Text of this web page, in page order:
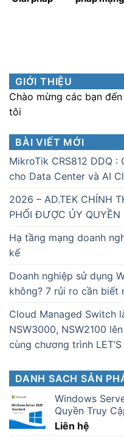
GIỚI THIỆU
Chào mừng các bạn
tôi
BÀI VIẾT MỚI
MikroTik CRS812 DDQ
cho Data Center và AI
2026 – AD.TEK CHÍNH
PHỐI ĐƯỢC ỦY
Hạ tầng mạng doanh
kế
Doanh nghiệp sử dụng
không? 7 rủi ro cần biết
Cloud Managed Switch
NSW3000, NSW2100
cùng chương trình
DANH SACH SẢN
Windows
Quyền Truy
Liên hệ